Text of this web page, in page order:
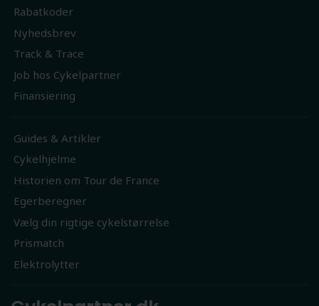
Rabatkoder
Nyhedsbrev
Track & Trace
Job hos Cykelpartner
Finansiering
Guides & Artikler
Cykelhjelme
Historien om Tour de France
Egerberegner
Vælg din rigtige cykelstørrelse
Prismatch
Elektrolytter